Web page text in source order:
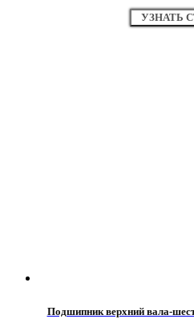
УЗНАТЬ
Подшипник верхний вала-